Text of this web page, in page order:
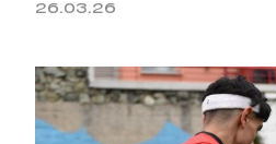
26.03.26